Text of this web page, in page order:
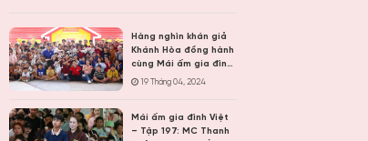
Hàng nghìn khán giả
Khánh Hòa đồng hành
cùng Mái ấm gia đình
Việt, trao hơn 9 tỷ
19 Tháng 04, 2024
Mái ấm gia đình Việt
– Tập 197: MC Thanh